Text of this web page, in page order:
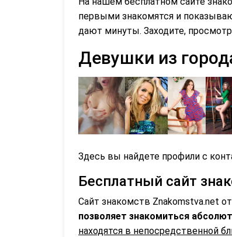
первыми знакомятся и
дают минуты. Заходите,
Девушки из
Здесь вы найдете профили с
Бесплатный сайт
Сайт знакомств Znakomstva.net
позволяет знакомиться
находятся в непосредственной